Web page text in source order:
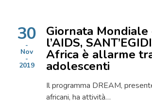
30
Nov
2019
Giornata Mondiale
l’AIDS,
Africa è allarme
adolescenti
Il programma DREAM,
africani, ha attività…